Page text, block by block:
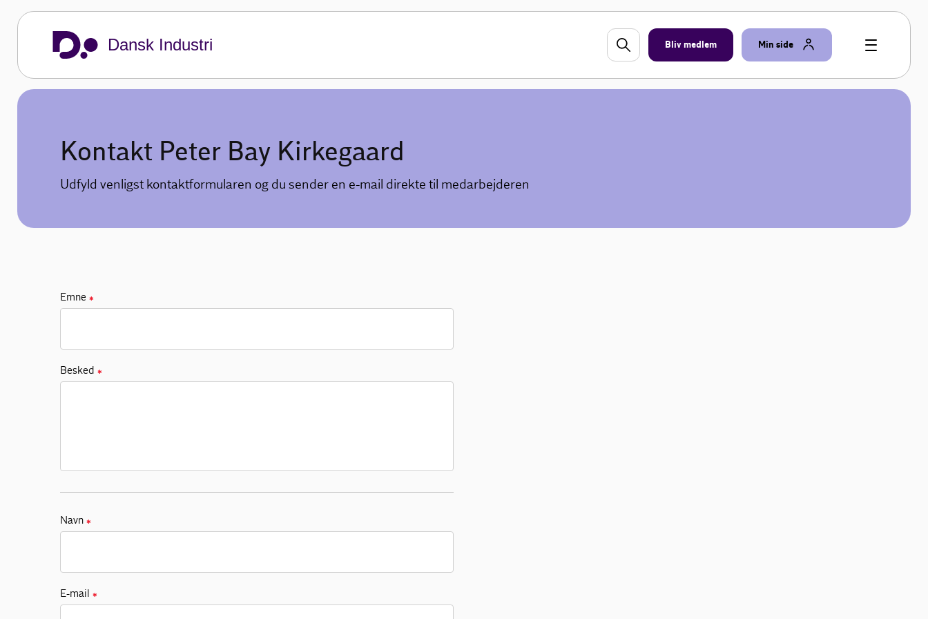
Dansk Industri Bliv medlem Min side
Kontakt Peter Bay Kirkegaard
Udfyld venligst kontaktformularen og du sender en e-mail direkte til medarbejderen
Emne ✱
Besked ✱
Navn ✱
E-mail ✱